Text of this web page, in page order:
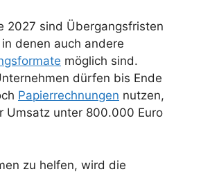
2027 sind Übergangsfristen
denen auch andere
möglich sind.
dürfen bis Ende
Papierrechnungen nutzen,
Umsatz unter 800.000 Euro
zu helfen, wird die